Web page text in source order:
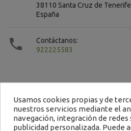
38110 Santa Cruz de Tenerife
España

Contáctanos:
922225583
Contacto
Usamos cookies propias y de
nuestros servicios mediante el
navegación, integración de
publicidad personalizada. Puede